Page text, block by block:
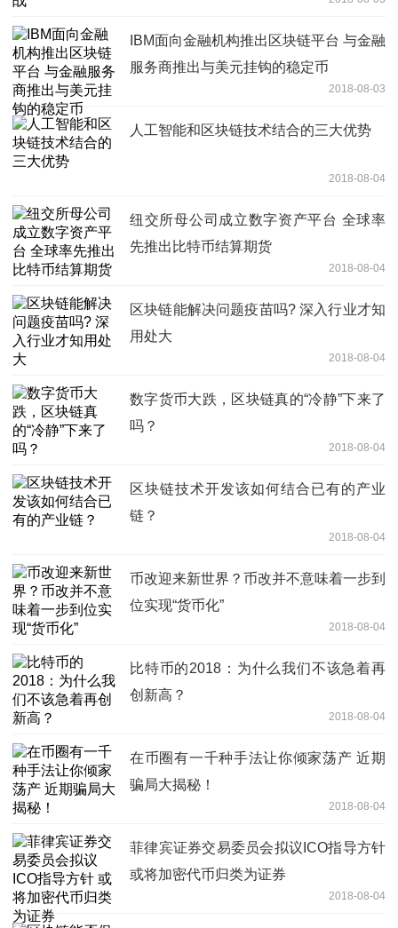
IBM面向金融机构推出区块链平台 与金融
服务商推出与美元挂钩的稳定币
2018-08-03
人工智能和区块链技术结合的三大优势
2018-08-04
纽交所母公司成立数字资产平台 全球率
先推出比特币结算期货
2018-08-04
区块链能解决问题疫苗吗? 深入行业才知
用处大
2018-08-04
数字货币大跌，区块链真的“冷静”下来了
吗？
2018-08-04
区块链技术开发该如何结合已有的产业
链？
2018-08-04
币改迎来新世界？币改并不意味着一步到
位实现“货币化”
2018-08-04
比特币的2018：为什么我们不该急着再
创新高？
2018-08-04
在币圈有一千种手法让你倾家荡产 近期
骗局大揭秘！
2018-08-04
菲律宾证券交易委员会拟议ICO指导方针
或将加密代币归类为证券
2018-08-04